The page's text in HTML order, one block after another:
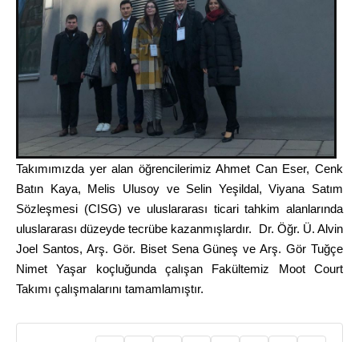
Takımımızda yer alan öğrencilerimizAhmet Can Eser, Cenk
Batın Kaya, Melis Ulusoy ve Selin Yeşildal, Viyana Satım
Sözleşmesi (CISG) ve uluslararası ticari tahkim alanlarında
uluslararası düzeyde tecrübe kazanmışlardır.
Dr. Öğr. Ü. Alvin
Joel Santos, Arş. Gör. Biset Sena Güneş ve Arş. Gör Tuğçe
Nimet Yaşar koçluğunda çalışan Fakültemiz Moot Court
Takımı çalışmalarını tamamlamıştır.